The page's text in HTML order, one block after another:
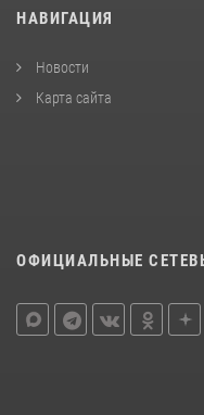
НАВИГАЦИЯ
Новости
Карта сайта
ОФИЦИАЛЬНЫЕ